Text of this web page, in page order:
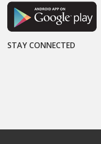
STAY CONNECTED